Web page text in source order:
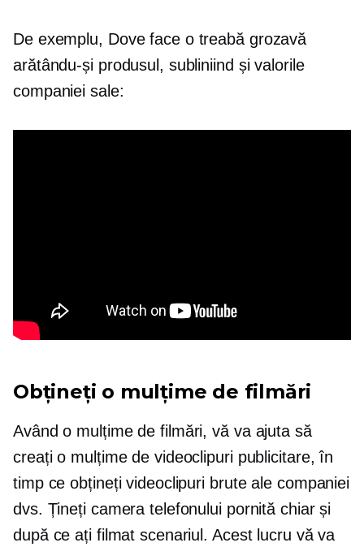
De exemplu, Dove face o treabă grozavă
arătându-și produsul, subliniind și valorile
companiei sale:
Obțineți o mulțime de filmări
Având o mulțime de filmări, vă va ajuta să
creați o mulțime de videoclipuri publicitare, în
timp ce obțineți videoclipuri brute ale companiei
dvs. Țineți camera telefonului pornită chiar și
după ce ați filmat scenariul. Acest lucru vă va